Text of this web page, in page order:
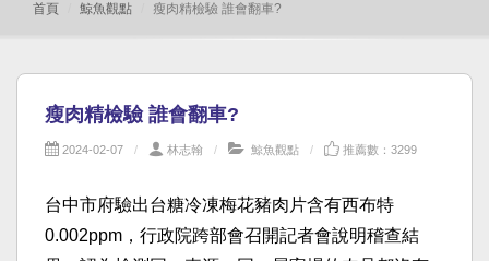
首頁 鯨魚觀點 瘦肉精檢驗 誰會翻車?
瘦肉精檢驗 誰會翻車?
2024-02-07 林志翰 鯨魚觀點 推薦數：3299
台中市府驗出台糖冷凍梅花豬肉片含有西布特
0.002ppm，行政院跨部會召開記者會說明稽查結